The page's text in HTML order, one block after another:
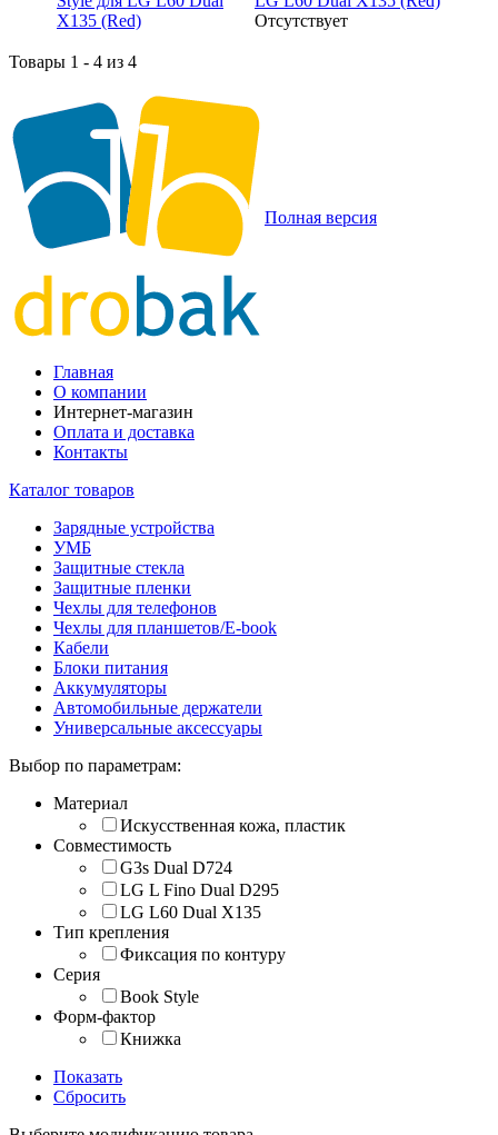
Отсутствует
Товары 1 - 4 из 4
Полная версия
Главная
О компании
Интернет-магазин
Оплата и доставка
Контакты
Каталог товаров
Зарядные устройства
УМБ
Защитные стекла
Защитные пленки
Чехлы для телефонов
Чехлы для планшетов/E-book
Кабели
Блоки питания
Аккумуляторы
Автомобильные держатели
Универсальные аксессуары
Выбор по параметрам:
Материал
Искусственная кожа, пластик
Совместимость
G3s Dual D724
LG L Fino Dual D295
LG L60 Dual X135
Тип крепления
Фиксация по контуру
Серия
Book Style
Форм-фактор
Книжка
Показать
Сбросить